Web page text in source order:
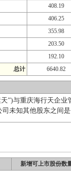
408.19
406.25
355.98
203.50
192.10
总计
6640.82
”)与重庆海行天企
未知其他股东之间
新增可上市股份数